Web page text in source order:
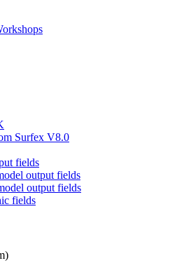
Surfex V8.0
fields
output fields
output fields
fields